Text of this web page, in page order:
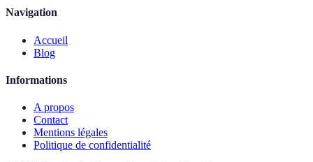
Navigation
Accueil
Blog
Informations
A propos
Contact
Mentions légales
Politique de confidentialité